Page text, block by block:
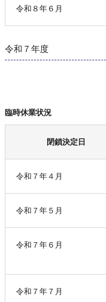
令和８年６月
令和７年度
臨時休業状況
閉鎖決定日
令和７年４月
令和７年５月
令和７年６月
令和７年７月